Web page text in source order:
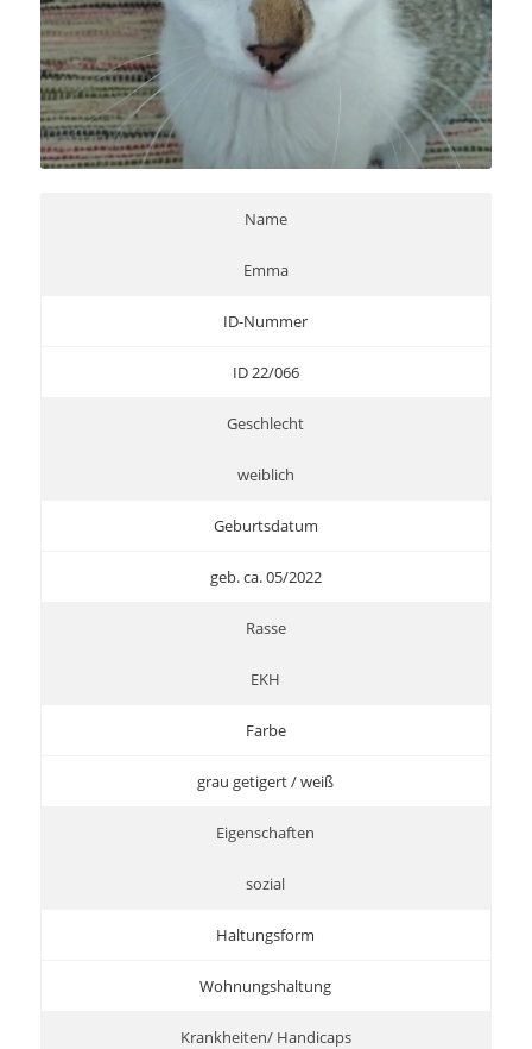
Name
Emma
ID-Nummer
ID 22/066
Geschlecht
weiblich
Geburtsdatum
geb. ca. 05/2022
Rasse
EKH
Farbe
grau getigert / weiß
Eigenschaften
sozial
Haltungsform
Wohnungshaltung
Krankheiten/ Handicaps